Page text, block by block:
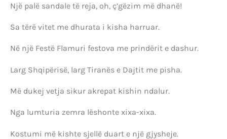
Një palë sandale të reja, oh, ç’gëzim më dhanë!
Sa tërë vitet me dhurata i kisha harruar.
Në një Festë Flamuri festova me prindërit e dashur.
Larg Shqipërisë, larg Tiranës e Dajtit me pisha.
Më dukej vetja sikur akrepat kishin ndalur.
Nga lumturia zemra lëshonte xixa-xixa.
Kostumi më kishte sjellë duart e një gjysheje.